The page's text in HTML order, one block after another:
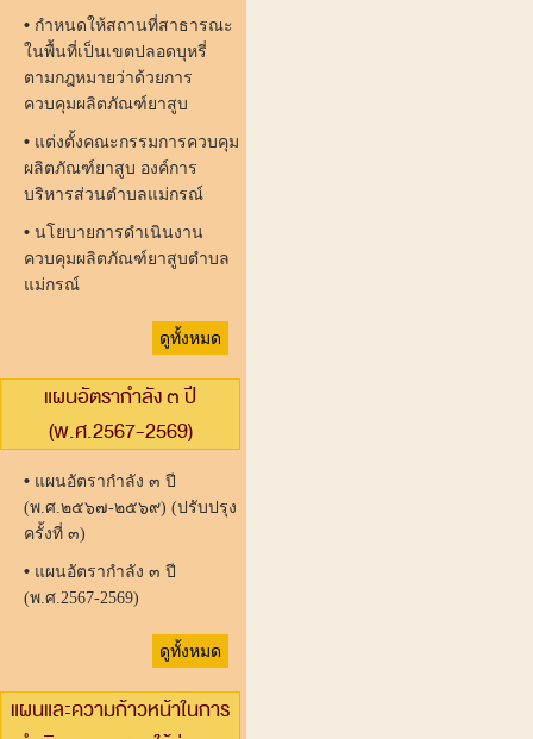
• กำหนดให้สถานที่สาธารณะ
ในพื้นที่เป็นเขตปลอดบุหรี่
ตามกฎหมายว่าด้วยการ
ควบคุมผลิตภัณฑ์ยาสูบ
• แต่งตั้งคณะกรรมการควบคุม
ผลิตภัณฑ์ยาสูบ องค์การ
บริหารส่วนตำบลแม่กรณ์
• นโยบายการดำเนินงาน
ควบคุมผลิตภัณฑ์ยาสูบตำบล
แม่กรณ์
ดูทั้งหมด
แผนอัตรากำลัง ๓ ปี
(พ.ศ.2567-2569)
• แผนอัตรากำลัง ๓ ปี
(พ.ศ.๒๕๖๗-๒๕๖๙) (ปรับปรุง
ครั้งที่ ๓)
• แผนอัตรากำลัง ๓ ปี
(พ.ศ.2567-2569)
ดูทั้งหมด
แผนและความก้าวหน้าในการ